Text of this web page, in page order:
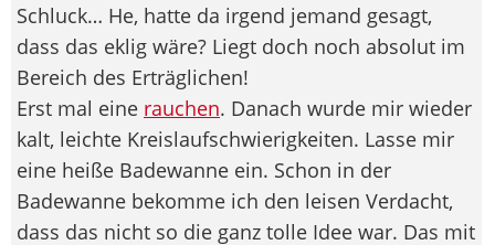
Schluck… He, hatte da irgend jemand gesagt,
dass das eklig wäre? Liegt doch noch absolut im
Bereich des Erträglichen!
Erst mal eine rauchen. Danach wurde mir wieder
kalt, leichte Kreislaufschwierigkeiten. Lasse mir
eine heiße Badewanne ein. Schon in der
Badewanne bekomme ich den leisen Verdacht,
dass das nicht so die ganz tolle Idee war. Das mit